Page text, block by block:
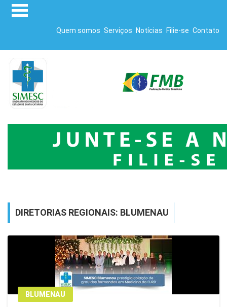
Quem somos Serviços Notícias Filie-se Contato
DIRETORIAS REGIONAIS: BLUMENAU
BLUMENAU